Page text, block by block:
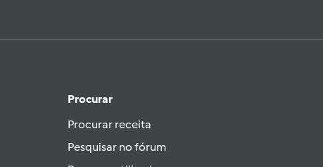
Procurar
Procurar receita
Pesquisar no fórum